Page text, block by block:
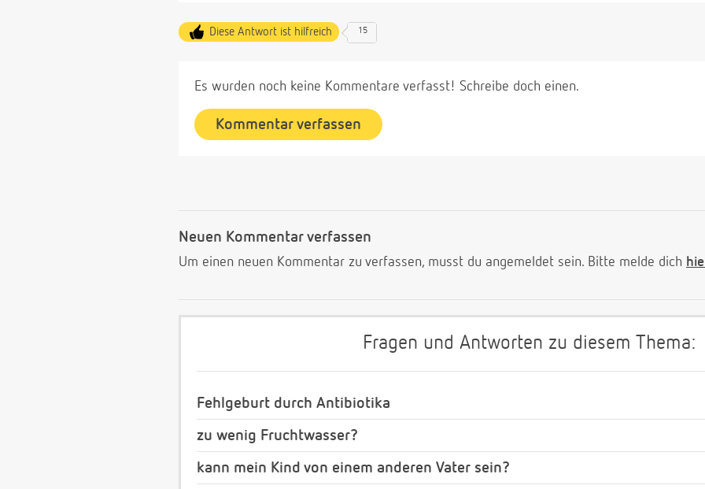
Diese Antwort ist hilfreich 15
Es wurden noch keine Kommentare verfasst! Schreibe doch einen.
Kommentar verfassen
Neuen Kommentar verfassen
Um einen neuen Kommentar zu verfassen, musst du angemeldet sein. Bitte melde dich
Fragen und Antworten zu diesem Thema:
Fehlgeburt durch Antibiotika
zu wenig Fruchtwasser?
kann mein Kind von einem anderen Vater sein?